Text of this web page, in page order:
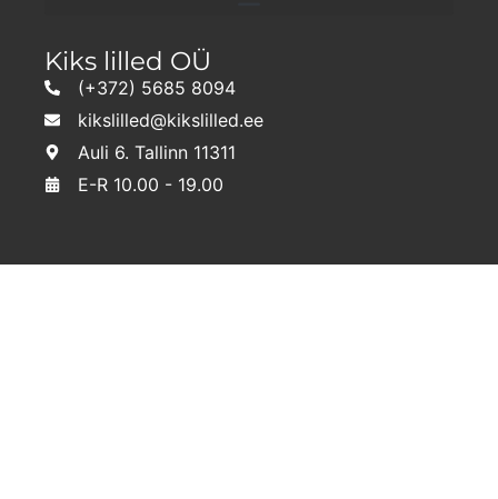
Kiks lilled OÜ
(+372) 5685 8094
kikslilled@kikslilled.ee
Auli 6. Tallinn 11311
E-R 10.00 - 19.00